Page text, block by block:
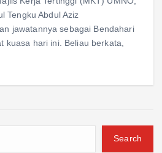
Tengku Abdul Aziz
jawatannya sebagai Bendahari
kuasa hari ini. Beliau berkata,
Search